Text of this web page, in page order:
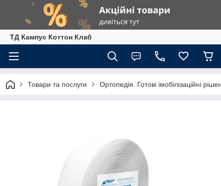
ТД Кампус Коттон Клаб
Товари та послуги Ортопедія. Готові імобілізаційні